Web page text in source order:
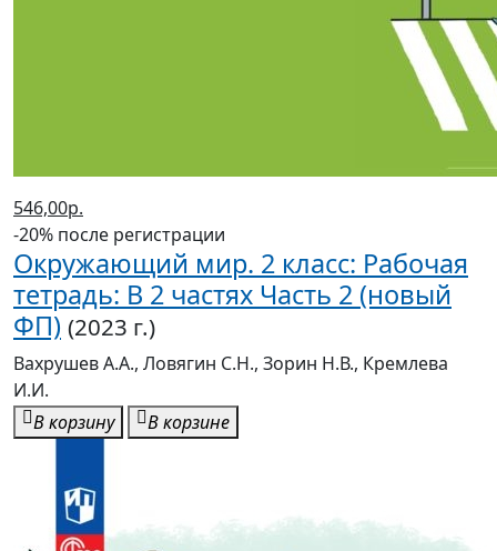
546,00р.
-20% после регистрации
Окружающий мир. 2 класс: Рабочая
тетрадь: В 2 частях Часть 2 (новый
ФП) (2023 г.)
Вахрушев А.А., Ловягин С.Н., Зорин Н.В., Кремлева
И.И.
В корзину
В корзине